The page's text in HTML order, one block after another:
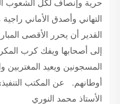
حرية وإنصاف لكل الشعوب
التهاني وأصدق الأماني
القدير أن يحرر الأقصى
إلى أصحابها ويفك كرب
المسجونين ويعيد المغتربين
أوطانهم.
عن المكتب
الأستاذ محمد النوري